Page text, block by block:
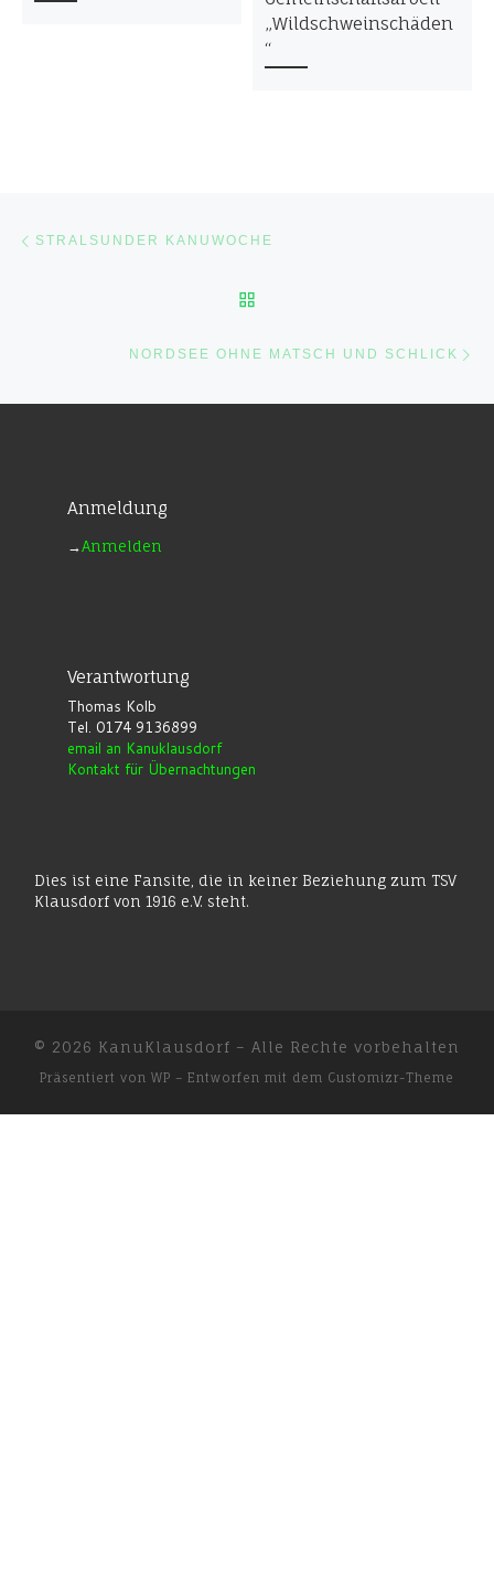
„Wildschweinschäden
“
STRALSUNDER KANUWOCHE
NORDSEE OHNE MATSCH UND SCHLICK
Anmeldung
→Anmelden
Verantwortung
Thomas Kolb
Tel. 0174 9136899
email an Kanuklausdorf
Kontakt für Übernachtungen
Dies ist eine Fansite, die in keiner Beziehung zum TSV
Klausdorf von 1916 e.V. steht.
© 2026 KanuKlausdorf – Alle Rechte vorbehalten
Präsentiert von WP – Entworfen mit dem Customizr-Theme